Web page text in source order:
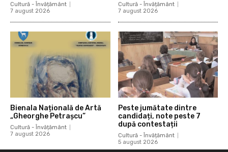
Cultură - Învățământ
7 august 2026
Cultură - Învățământ
7 august 2026
Bienala Națională de Artă
„Gheorghe Petrașcu”
Cultură - Învățământ
7 august 2026
Peste jumătate dintre
candidați, note peste 7
după contestații
Cultură - Învățământ
5 august 2026